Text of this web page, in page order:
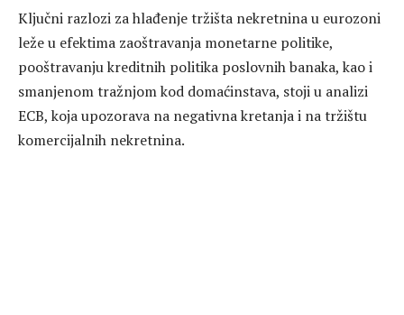
Ključni razlozi za hlađenje tržišta nekretnina u eurozoni
leže u efektima zaoštravanja monetarne politike,
pooštravanju kreditnih politika poslovnih banaka, kao i
smanjenom tražnjom kod domaćinstava, stoji u analizi
ECB, koja upozorava na negativna kretanja i na tržištu
komercijalnih nekretnina.